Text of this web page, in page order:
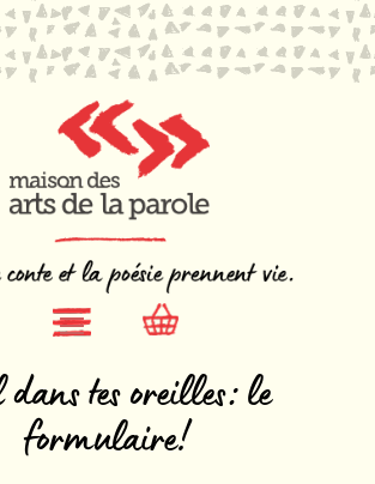
dans tes oreilles: le
formulaire!